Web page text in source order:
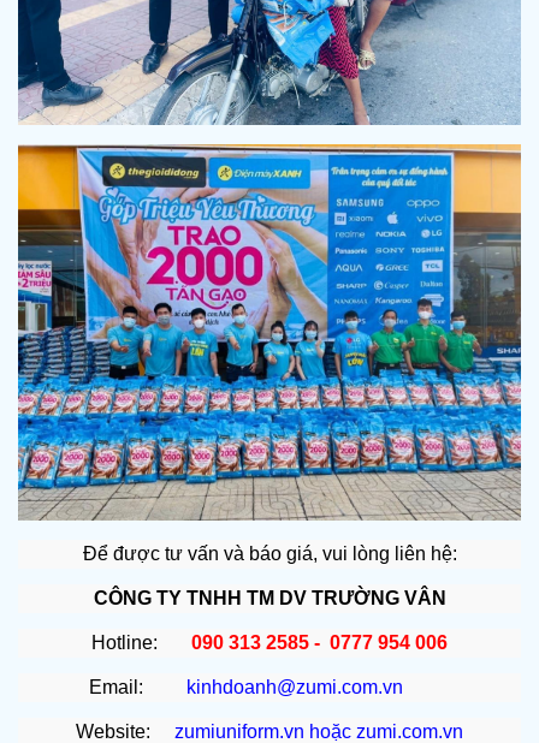
Để được tư vấn và báo giá, vui lòng liên hệ:
CÔNG TY TNHH TM DV TRƯỜNG VÂN
Hotline: 090 313 2585 - 0777 954 006
Email: kinhdoanh@zumi.com.vn
Website: zumiuniform.vn hoặc zumi.com.vn